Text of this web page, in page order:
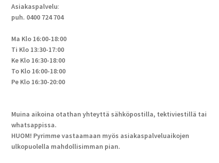
Asiakaspalvelu:
puh. 0400 724 704
Ma Klo 16:00-18:00
Ti Klo 13:30-17:00
Ke Klo 16:30-18:00
To Klo 16:00-18:00
Pe Klo 16:30-20:00
Muina aikoina otathan yhteyttä sähköpostilla, tektiviestillä tai
whatsappissa.
HUOM! Pyrimme vastaamaan myös asiakaspalveluaikojen
ulkopuolella mahdollisimman pian.